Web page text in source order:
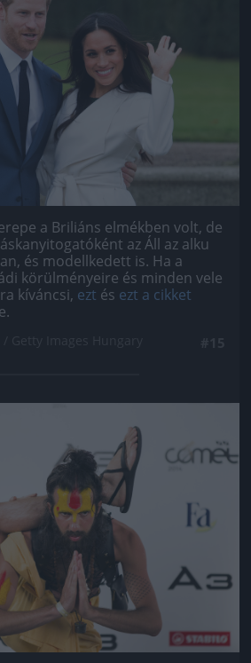
a Briliáns elmékben volt, de
az Áll az alku
és modellkedett is. Ha a
körülményeire és minden vele
kíváncsi, ezt és ezt a cikket